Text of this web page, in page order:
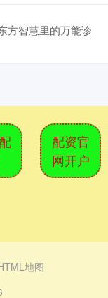
方智慧里的万能诊
配资官
网开户
地图